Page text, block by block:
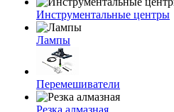
Инструментальные центры
Лампы
Перемешиватели
Резка алмазная